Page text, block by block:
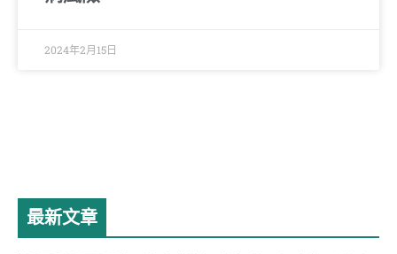
2024年2月15日
最新文章